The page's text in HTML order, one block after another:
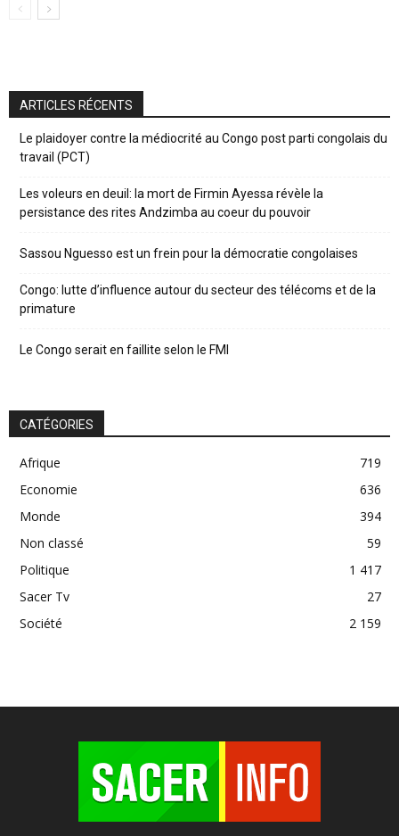
ARTICLES RÉCENTS
Le plaidoyer contre la médiocrité au Congo post parti congolais du
travail (PCT)
Les voleurs en deuil: la mort de Firmin Ayessa révèle la
persistance des rites Andzimba au coeur du pouvoir
Sassou Nguesso est un frein pour la démocratie congolaises
Congo: lutte d’influence autour du secteur des télécoms et de la
primature
Le Congo serait en faillite selon le FMI
CATÉGORIES
Afrique
719
Economie
636
Monde
394
Non classé
59
Politique
1 417
Sacer Tv
27
Société
2 159